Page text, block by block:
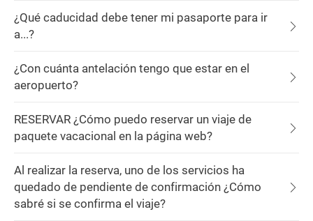
¿Qué caducidad debe tener mi pasaporte para ir
a...?
¿Con cuánta antelación tengo que estar en el
aeropuerto?
RESERVAR ¿Cómo puedo reservar un viaje de
paquete vacacional en la página web?
Al realizar la reserva, uno de los servicios ha
quedado de pendiente de confirmación ¿Cómo
sabré si se confirma el viaje?